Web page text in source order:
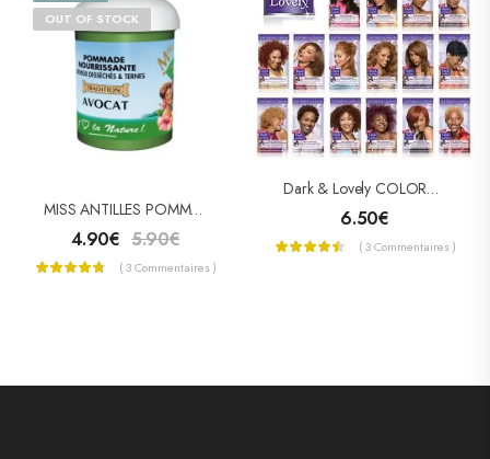
OUT OF STOCK
MISS ANTILLES POMMADE CAPILLAIRE À L’AVOCAT 125ML
4.90€ 5.90€
( 3 Commentaires )
Dark & Lovely COLORATION PERMANENTE « NUTRITIVE INTENSE »
6.50€
( 3 Commentaires )